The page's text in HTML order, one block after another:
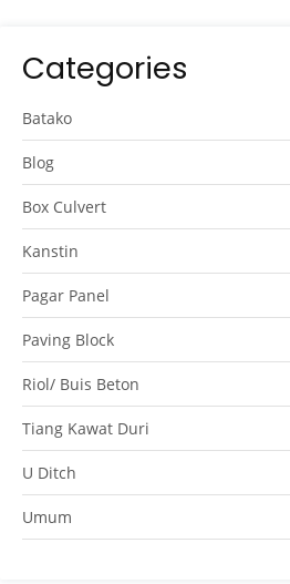
Categories
Batako
Blog
Box Culvert
Kanstin
Pagar Panel
Paving Block
Riol/ Buis Beton
Tiang Kawat Duri
U Ditch
Umum